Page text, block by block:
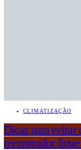
CLIMATIZAÇÃO
Dicas para evitar
recuperador